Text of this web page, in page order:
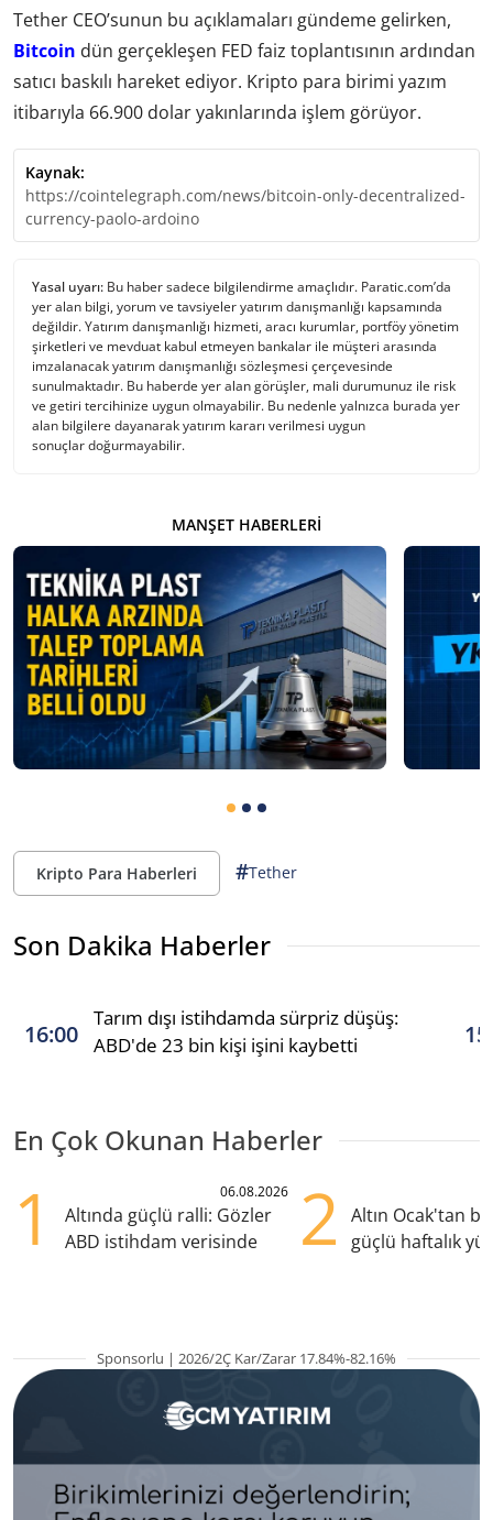
Tether CEO’sunun bu açıklamaları gündeme gelirken,
Bitcoin dün gerçekleşen FED faiz toplantısının ardından
satıcı baskılı hareket ediyor. Kripto para birimi yazım
itibarıyla 66.900 dolar yakınlarında işlem görüyor.
Kaynak:
https://cointelegraph.com/news/bitcoin-only-decentralized-
currency-paolo-ardoino
Yasal uyarı: Bu haber sadece bilgilendirme amaçlıdır. Paratic.com’da
yer alan bilgi, yorum ve tavsiyeler yatırım danışmanlığı kapsamında
değildir. Yatırım danışmanlığı hizmeti, aracı kurumlar, portföy yönetim
şirketleri ve mevduat kabul etmeyen bankalar ile müşteri arasında
imzalanacak yatırım danışmanlığı sözleşmesi çerçevesinde
sunulmaktadır. Bu haberde yer alan görüşler, mali durumunuz ile risk
ve getiri tercihinize uygun olmayabilir. Bu nedenle yalnızca burada yer
alan bilgilere dayanarak yatırım kararı verilmesi uygun
sonuçlar doğurmayabilir.
MANŞET HABERLERI
Kripto Para Haberleri #Tether
Son Dakika Haberler
16:00
Tarım dışı istihdamda sürpriz düşüş:
ABD'de 23 bin kişi işini kaybetti
En Çok Okunan Haberler
1 06.08.2026
Altında güçlü ralli: Gözler
ABD istihdam verisinde
2
Altın Ocak'tan
güçlü haftalık
Sponsorlu | 2026/2Ç Kar/Zarar 17.84%-82.16%